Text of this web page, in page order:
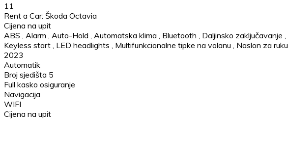
11
Rent a Car: Škoda Octavia
Cijena na upit
ABS
Alarm Auto-Hold Automatska klima Bluetooth Daljinsko zaključavanje
Keyless start LED headlights Multifunkcionalne tipke na volanu Naslon za ruku
2023
Automatik
Broj sjedišta 5
Full kasko osiguranje
Navigacija
WIFI
Cijena na upit